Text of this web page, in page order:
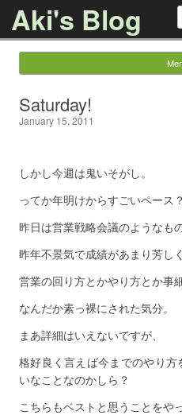
Aki's Blog
Saturday!
January 15, 2011
しかし今週は鬼いそがし。
ってか年明けからすごいペース？
昨日は営業戦略会議のようなも
昨年不景気で成績があまり芳し
営業の回り方とかやり方とか事
なんだか素っ裸にされた気分。
まあ詳細はいえないですが、
格好良く言えば今までのやり
いなことなのかしら？
こちらもベストと思うことをや